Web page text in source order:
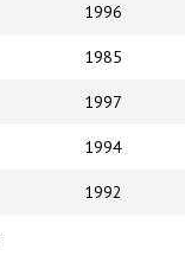
1996
1985
1997
1994
1992